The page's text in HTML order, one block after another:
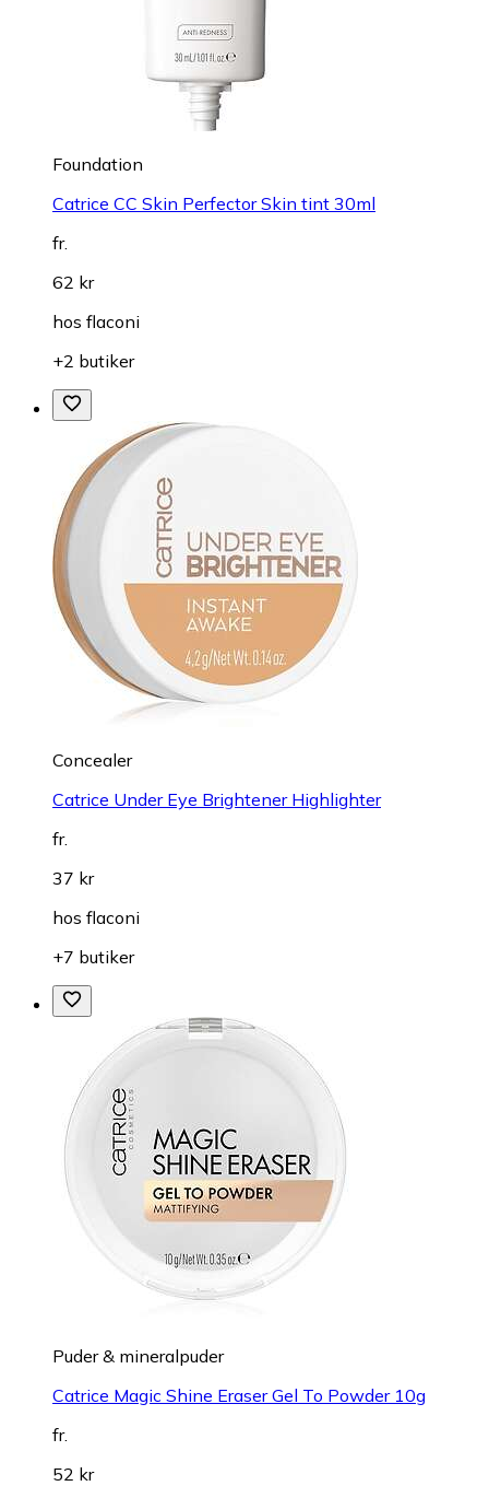
Foundation
Catrice CC Skin Perfector Skin tint 30ml
fr.
62 kr
hos flaconi
+2 butiker
Concealer
Catrice Under Eye Brightener Highlighter
fr.
37 kr
hos flaconi
+7 butiker
Puder & mineralpuder
Catrice Magic Shine Eraser Gel To Powder 10g
fr.
52 kr